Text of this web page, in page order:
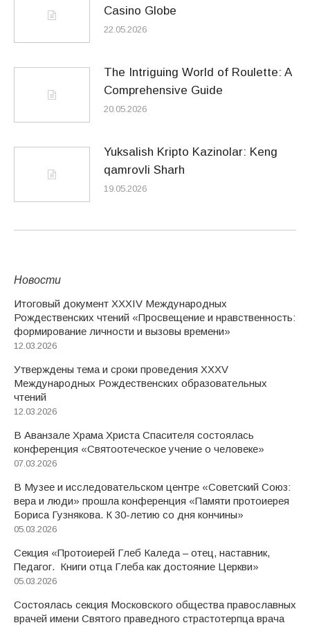
Casino Globe
22.05.2026
The Intriguing World of Roulette: A
Comprehensive Guide
20.05.2026
Yuksalish Kripto Kazinolar: Keng
qamrovli Sharh
19.05.2026
Новости
Итоговый документ XXХIV Международных
Рождественских чтений «Просвещение и нравственность:
формирование личности и вызовы времени»
12.03.2026
Утверждены тема и сроки проведения XXXV
Международных Рождественских образовательных
чтений
12.03.2026
В Аванзале Храма Христа Спасителя состоялась
конференция «Святоотеческое учение о человеке»
07.03.2026
В Музее и исследовательском центре «Советский Союз:
вера и люди» прошла конференция «Памяти протоиерея
Бориса Гузнякова. К 30-летию со дня кончины»
05.03.2026
Секция «Протоиерей Глеб Каледа – отец, наставник,
Педагог. Книги отца Глеба как достояние Церкви»
05.03.2026
Состоялась секция Московского общества православных
врачей имени Святого праведного страстотерпца врача